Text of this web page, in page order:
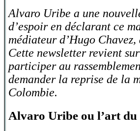
Alvaro Uribe a une
d’espoir en déclarant ce
médiateur d’Hugo
Cette newsletter revient
participer au
demander la reprise de la
Colombie.
Alvaro Uribe ou l’art du